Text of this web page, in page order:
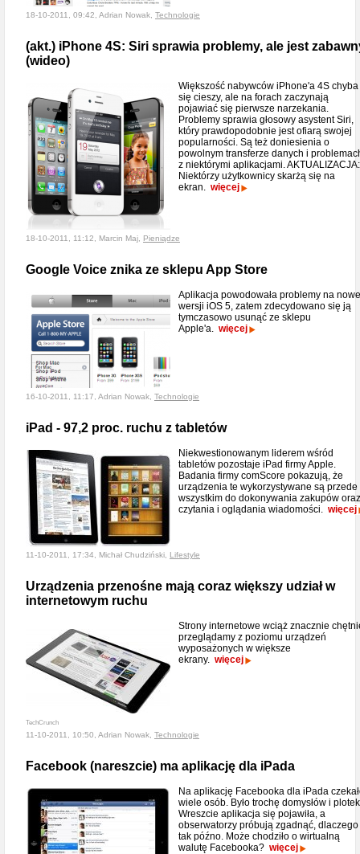
18-10-2011, 09:42, Adrian Nowak, Technologie
(akt.) iPhone 4S: Siri sprawia problemy, ale jest
(wideo)
Większość nabywców iPhone'a 4S chyba
się cieszy, ale na forach zaczynają
pojawiać się pierwsze narzekania.
Problemy sprawia głosowy asystent Siri,
który prawdopodobnie jest ofiarą swojej
popularności. Są też doniesienia o
powolnym transferze danych i
z niektórymi aplikacjami. AKTUALIZACJA:
Niektórzy użytkownicy skarżą się na
ekran. więcej
18-10-2011, 11:12, Marcin Maj, Pieniądze
Google Voice znika ze sklepu App Store
Aplikacja powodowała problemy na
wersji iOS 5, zatem zdecydowano się ją
tymczasowo usunąć ze sklepu
Apple'a. więcej
16-10-2011, 11:17, Adrian Nowak, Technologie
iPad - 97,2 proc. ruchu z tabletów
Niekwestionowanym liderem wśród
tabletów pozostaje iPad firmy Apple.
Badania firmy comScore pokazują, że
urządzenia te wykorzystywane są przede
wszystkim do dokonywania zakupów oraz
czytania i oglądania wiadomości. więcej
11-10-2011, 17:34, Michał Chudziński, Lifestyle
Urządzenia przenośne mają coraz większy udział w
internetowym ruchu
TechCrunch
Strony internetowe wciąż znacznie
przeglądamy z poziomu urządzeń
wyposażonych w większe
ekrany. więcej
11-10-2011, 10:50, Adrian Nowak, Technologie
Facebook (nareszcie) ma aplikację dla iPada
Na aplikację Facebooka dla iPada
wiele osób. Było trochę domysłów i
Wreszcie aplikacja się pojawiła, a
obserwatorzy próbują zgadnąć, dlaczego
tak późno. Może chodziło o wirtualną
walutę Facebooka? więcej